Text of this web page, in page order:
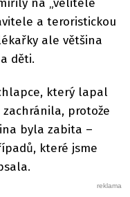
a teroristickou
ale většina
děti.
který lapal
protože
byla zabita –
které jsme